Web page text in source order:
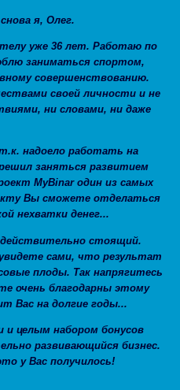
я, Олег.
уже 36 лет. Работаю по
заниматься спортом,
совершенствованию.
своей личности и не
ни словами, ни даже
надоело работать на
заняться развитием
MyBinar один из самых
Вы сможете отделаться
нехватки денег...
действительно стоящий.
сами, что результат
плоды. Так напрягитесь
очень благодарны этому
Вас на долгие годы...
и целым набором бонусов
развивающийся бизнес.
у Вас получилось!